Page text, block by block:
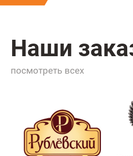
Наши
посмотреть всех